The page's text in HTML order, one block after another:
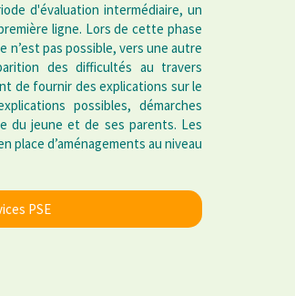
d'évaluation intermédiaire, un
ligne. Lors de cette phase
pas possible, vers une autre
des difficultés au travers
de fournir des explications sur le
possibles, démarches
du jeune et de ses parents. Les
place d’aménagements au niveau
PSE